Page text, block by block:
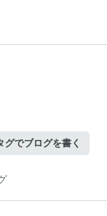
グでブログを書く